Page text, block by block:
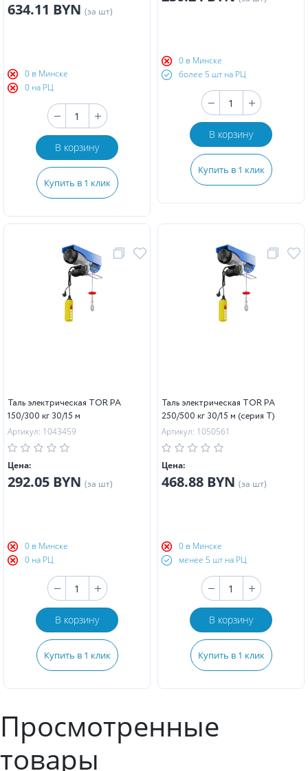
634.11 BYN (за шт)
0 в Минске
0 на РЦ
В корзину
Купить в 1 клик
0 в Минске
более 5 шт на РЦ
В корзину
Купить в 1 клик
Таль электрическая TOR PA
150/300 кг 30/15 м
Артикул: 1043459
Цена:
292.05 BYN (за шт)
0 в Минске
0 на РЦ
В корзину
Купить в 1 клик
Таль электрическая TOR PA
250/500 кг 30/15 м (серия T)
Артикул: 1050561
Цена:
468.88 BYN (за шт)
0 в Минске
менее 5 шт на РЦ
В корзину
Купить в 1 клик
Просмотренные
товары